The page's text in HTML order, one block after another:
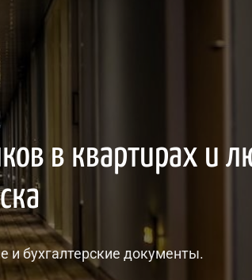
в квартирах и
и бухгалтерские документы.